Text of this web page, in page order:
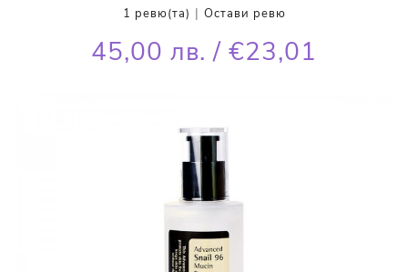
1 ревю(та) | Остави ревю
45,00 лв. / €23,01